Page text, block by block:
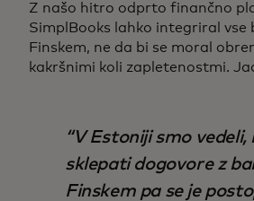
Z našo hitro odprto finančno
SimplBooks lahko integriral vse
Finskem, ne da bi se moral
kakršnimi koli zapletenostmi.
V Estoniji smo vedeli,
sklepati dogovore z
Finskem pa se je